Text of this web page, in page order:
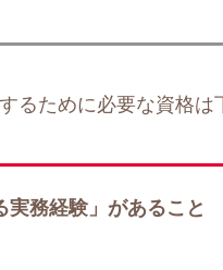
るために必要な資格は
実務経験」があること